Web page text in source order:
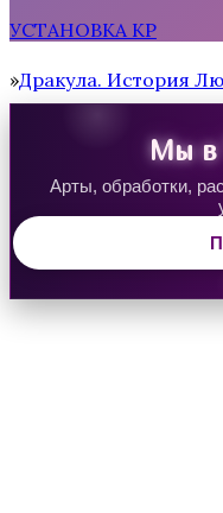
Водяная Лилия
УСТАНОВКА КР
Home
Дракула. История
Мы в
Арты, обработки,